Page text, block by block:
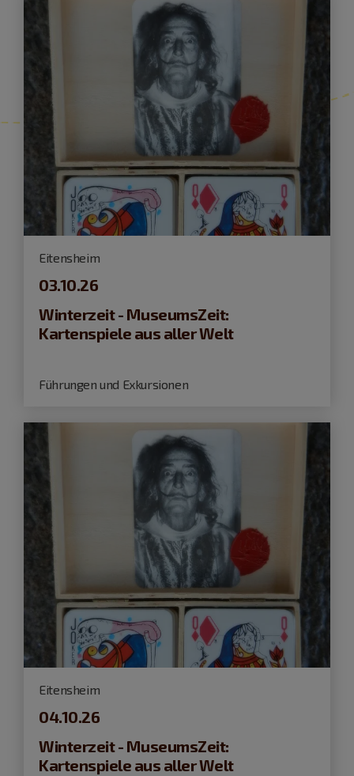
Eitensheim
03.10.26
Winterzeit - MuseumsZeit:
Kartenspiele aus aller Welt
Führungen und Exkursionen
Eitensheim
04.10.26
Winterzeit - MuseumsZeit:
Kartenspiele aus aller Welt